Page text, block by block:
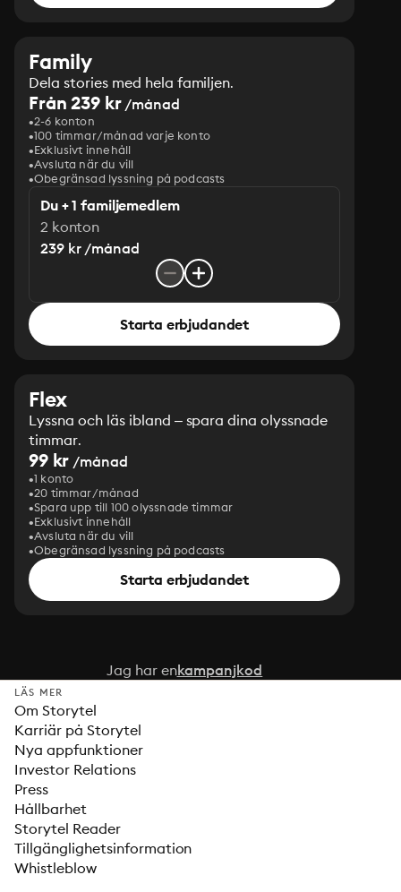
Family
Dela stories med hela familjen.
Från 239 kr/månad
2-6 konton
100 timmar/månad varje konto
Exklusivt innehåll
Avsluta när du vill
Obegränsad lyssning på podcasts
Du + 1 familjemedlem
2 konton
239 kr /månad
Starta erbjudandet
Flex
Lyssna och läs ibland – spara dina olyssnade
timmar.
99 kr /månad
1 konto
20 timmar/månad
Spara upp till 100 olyssnade timmar
Exklusivt innehåll
Avsluta när du vill
Obegränsad lyssning på podcasts
Starta erbjudandet
Jag har enkampanjkod
LÄS MER
Om Storytel
Karriär på Storytel
Nya appfunktioner
Investor Relations
Press
Hållbarhet
Storytel Reader
Tillgänglighetsinformation
Whistleblow